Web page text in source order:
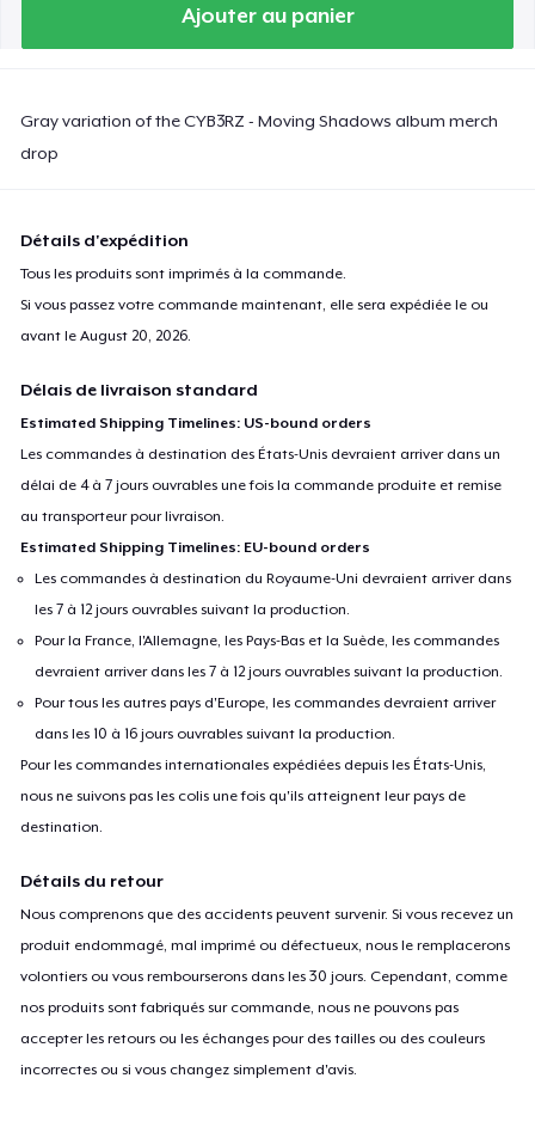
Ajouter au panier
Gray variation of the CYB3RZ - Moving Shadows album merch
drop
Détails d'expédition
Tous les produits sont imprimés à la commande.
Si vous passez votre commande maintenant, elle sera expédiée le ou
avant leAugust 20, 2026.
Délais de livraison standard
Estimated Shipping Timelines: US-bound orders
Les commandes à destination des États-Unis devraient arriver dans un
délai de 4 à 7 jours ouvrables une fois la commande produite et remise
au transporteur pour livraison.
Estimated Shipping Timelines: EU-bound orders
Les commandes à destination du Royaume-Uni devraient arriver dans
les 7 à 12 jours ouvrables suivant la production.
Pour la France, l'Allemagne, les Pays-Bas et la Suède, les commandes
devraient arriver dans les 7 à 12 jours ouvrables suivant la production.
Pour tous les autres pays d'Europe, les commandes devraient arriver
dans les 10 à 16 jours ouvrables suivant la production.
Pour les commandes internationales expédiées depuis les États-Unis,
nous ne suivons pas les colis une fois qu'ils atteignent leur pays de
destination.
Détails du retour
Nous comprenons que des accidents peuvent survenir. Si vous recevez un
produit endommagé, mal imprimé ou défectueux, nous le remplacerons
volontiers ou vous rembourserons dans les 30 jours. Cependant, comme
nos produits sont fabriqués sur commande, nous ne pouvons pas
accepter les retours ou les échanges pour des tailles ou des couleurs
incorrectes ou si vous changez simplement d'avis.